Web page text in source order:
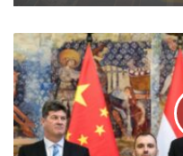
Kiderült, mikor
elnököt az